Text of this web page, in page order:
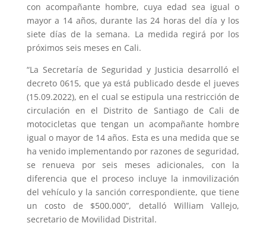
con acompañante hombre, cuya edad sea igual o
mayor a 14 años, durante las 24 horas del día y los
siete días de la semana. La medida regirá por los
próximos seis meses en Cali.
“La Secretaría de Seguridad y Justicia desarrolló el
decreto 0615, que ya está publicado desde el jueves
(15.09.2022), en el cual se estipula una restricción de
circulación en el Distrito de Santiago de Cali de
motocicletas que tengan un acompañante hombre
igual o mayor de 14 años. Esta es una medida que se
ha venido implementando por razones de seguridad,
se renueva por seis meses adicionales, con la
diferencia que el proceso incluye la inmovilización
del vehículo y la sanción correspondiente, que tiene
un costo de $500.000”, detalló William Vallejo,
secretario de Movilidad Distrital.